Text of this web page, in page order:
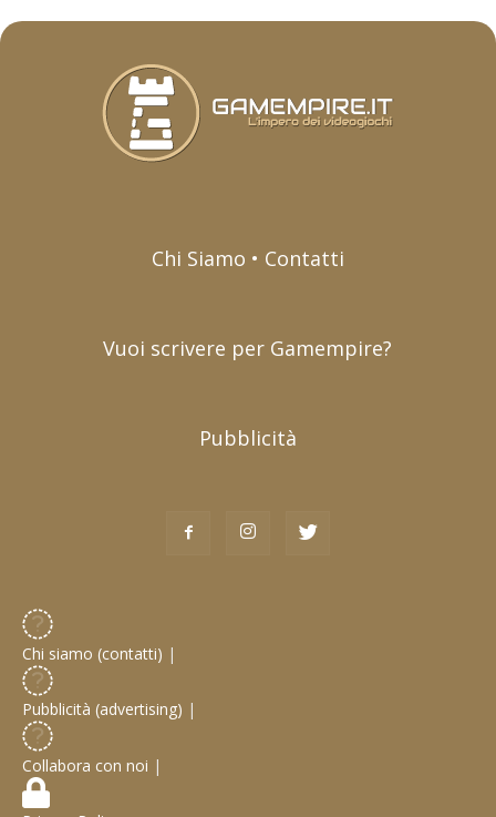
Chi Siamo • Contatti
Vuoi scrivere per Gamempire?
Pubblicità
Chi siamo (contatti) |
Pubblicità (advertising) |
Collabora con noi |